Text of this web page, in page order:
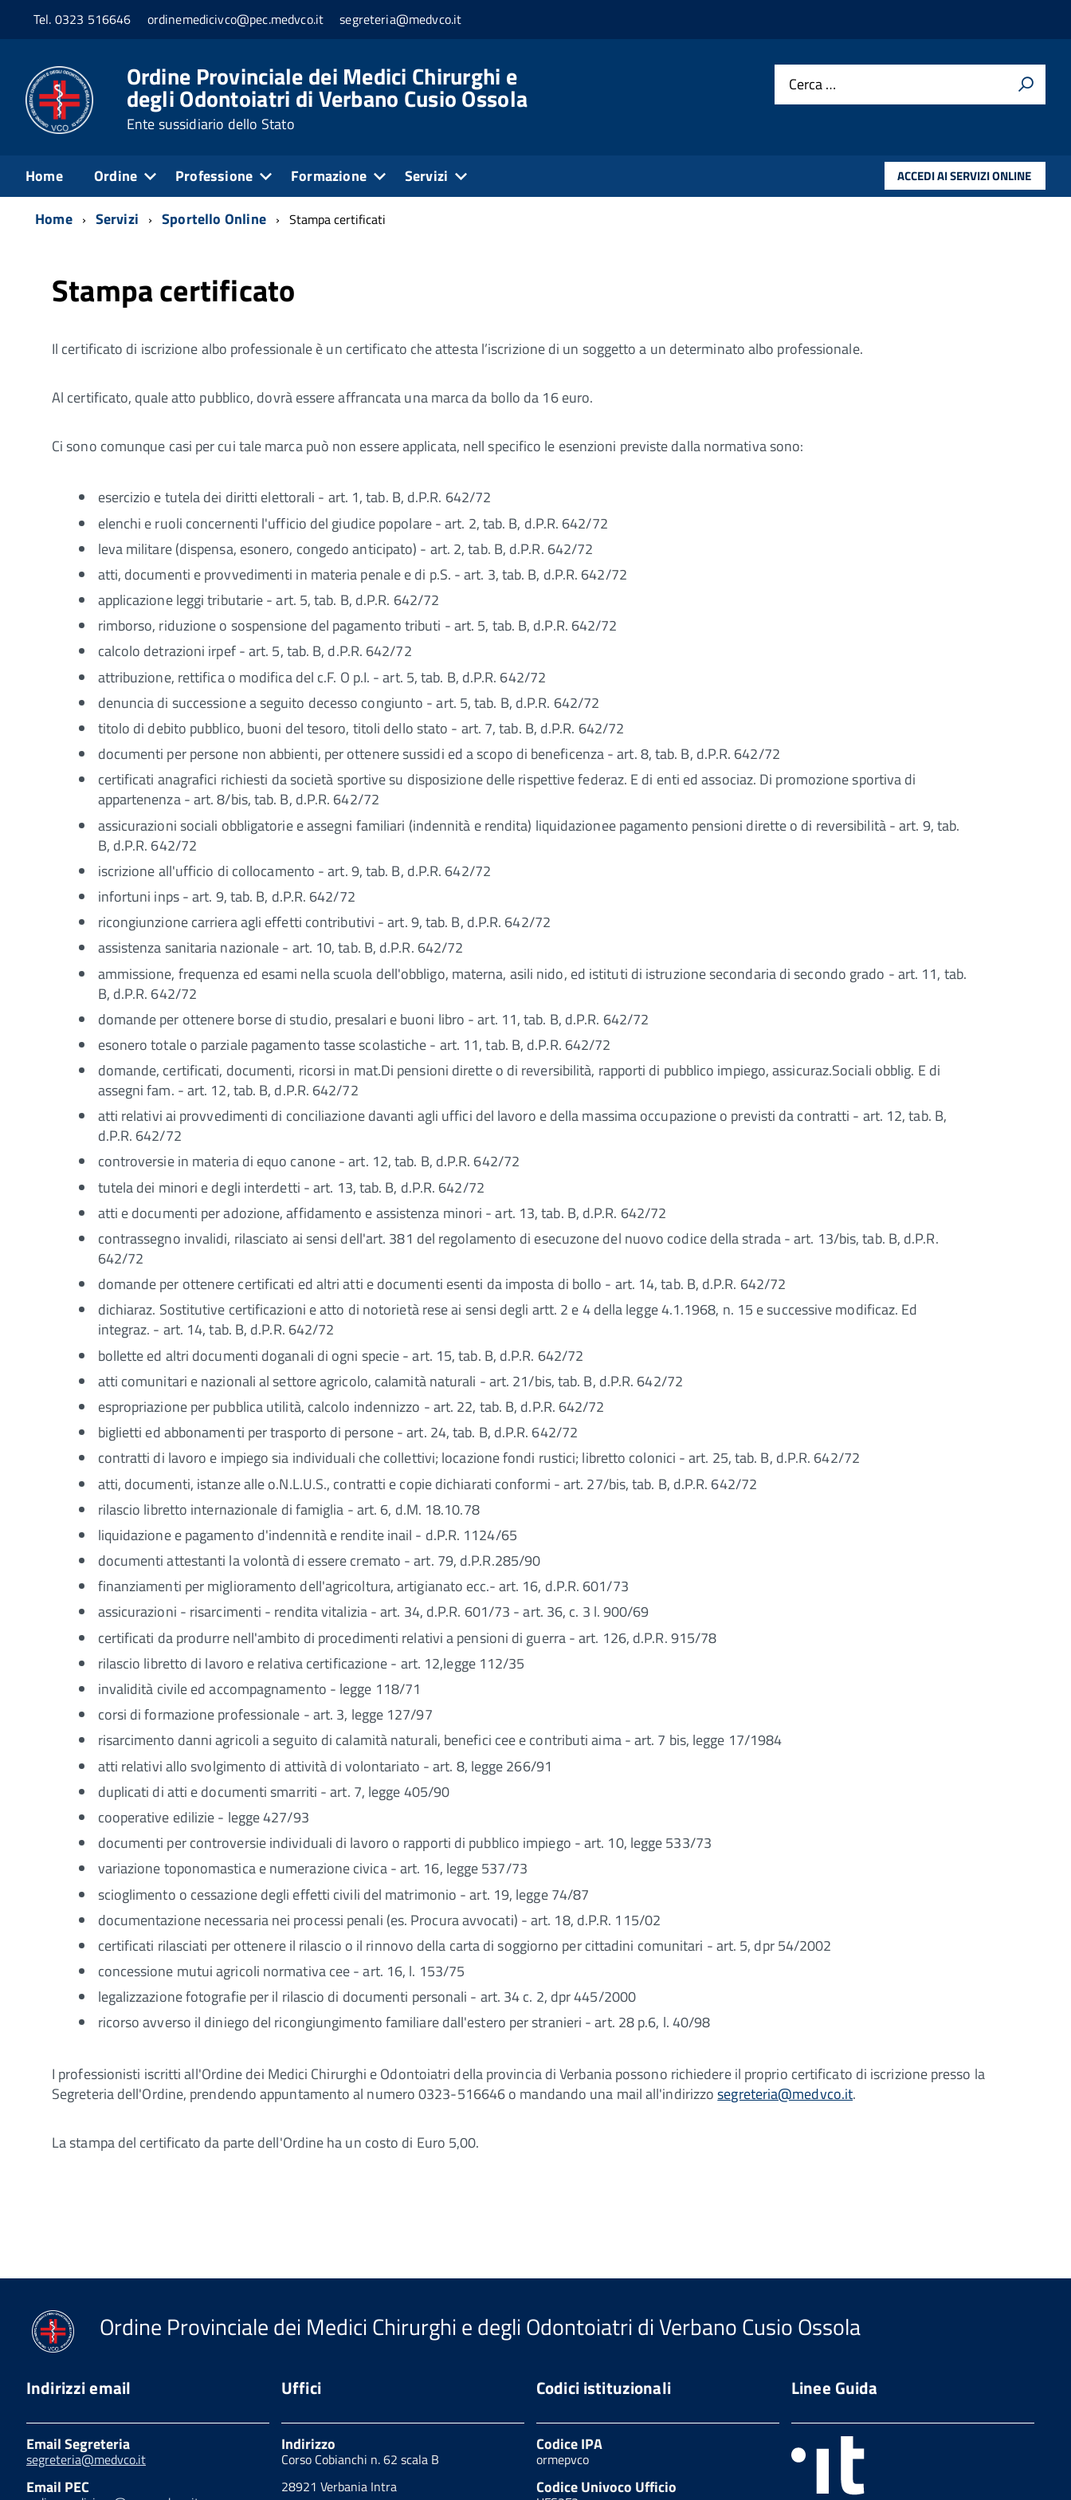
Tel. 0323 516646 ordinemedicivco@pec.medvco.it segreteria@medvco.it
Ordine Provinciale dei Medici Chirurghi e
degli Odontoiatri di Verbano Cusio Ossola
Ente sussidiario dello Stato
Cerca …
Home Ordine Professione Formazione Servizi ACCEDI AI SERVIZI ONLINE
Home Servizi Sportello Online Stampa certificati
Stampa certificato
Il certificato di iscrizione albo professionale è un certificato che attesta l’iscrizione di un soggetto a un determinato albo professionale.
Al certificato, quale atto pubblico, dovrà essere affrancata una marca da bollo da 16 euro.
Ci sono comunque casi per cui tale marca può non essere applicata, nell specifico le esenzioni previste dalla normativa sono:
esercizio e tutela dei diritti elettorali - art. 1, tab. B, d.P.R. 642/72
elenchi e ruoli concernenti l'ufficio del giudice popolare - art. 2, tab. B, d.P.R. 642/72
leva militare (dispensa, esonero, congedo anticipato) - art. 2, tab. B, d.P.R. 642/72
atti, documenti e provvedimenti in materia penale e di p.S. - art. 3, tab. B, d.P.R. 642/72
applicazione leggi tributarie - art. 5, tab. B, d.P.R. 642/72
rimborso, riduzione o sospensione del pagamento tributi - art. 5, tab. B, d.P.R. 642/72
calcolo detrazioni irpef - art. 5, tab. B, d.P.R. 642/72
attribuzione, rettifica o modifica del c.F. O p.I. - art. 5, tab. B, d.P.R. 642/72
denuncia di successione a seguito decesso congiunto - art. 5, tab. B, d.P.R. 642/72
titolo di debito pubblico, buoni del tesoro, titoli dello stato - art. 7, tab. B, d.P.R. 642/72
documenti per persone non abbienti, per ottenere sussidi ed a scopo di beneficenza - art. 8, tab. B, d.P.R. 642/72
certificati anagrafici richiesti da società sportive su disposizione delle rispettive federaz. E di enti ed associaz. Di promozione sportiva di
appartenenza - art. 8/bis, tab. B, d.P.R. 642/72
assicurazioni sociali obbligatorie e assegni familiari (indennità e rendita) liquidazionee pagamento pensioni dirette o di reversibilità - art. 9, tab.
B, d.P.R. 642/72
iscrizione all'ufficio di collocamento - art. 9, tab. B, d.P.R. 642/72
infortuni inps - art. 9, tab. B, d.P.R. 642/72
ricongiunzione carriera agli effetti contributivi - art. 9, tab. B, d.P.R. 642/72
assistenza sanitaria nazionale - art. 10, tab. B, d.P.R. 642/72
ammissione, frequenza ed esami nella scuola dell'obbligo, materna, asili nido, ed istituti di istruzione secondaria di secondo grado - art. 11, tab.
B, d.P.R. 642/72
domande per ottenere borse di studio, presalari e buoni libro - art. 11, tab. B, d.P.R. 642/72
esonero totale o parziale pagamento tasse scolastiche - art. 11, tab. B, d.P.R. 642/72
domande, certificati, documenti, ricorsi in mat.Di pensioni dirette o di reversibilità, rapporti di pubblico impiego, assicuraz.Sociali obblig. E di
assegni fam. - art. 12, tab. B, d.P.R. 642/72
atti relativi ai provvedimenti di conciliazione davanti agli uffici del lavoro e della massima occupazione o previsti da contratti - art. 12, tab. B,
d.P.R. 642/72
controversie in materia di equo canone - art. 12, tab. B, d.P.R. 642/72
tutela dei minori e degli interdetti - art. 13, tab. B, d.P.R. 642/72
atti e documenti per adozione, affidamento e assistenza minori - art. 13, tab. B, d.P.R. 642/72
contrassegno invalidi, rilasciato ai sensi dell'art. 381 del regolamento di esecuzone del nuovo codice della strada - art. 13/bis, tab. B, d.P.R.
642/72
domande per ottenere certificati ed altri atti e documenti esenti da imposta di bollo - art. 14, tab. B, d.P.R. 642/72
dichiaraz. Sostitutive certificazioni e atto di notorietà rese ai sensi degli artt. 2 e 4 della legge 4.1.1968, n. 15 e successive modificaz. Ed
integraz. - art. 14, tab. B, d.P.R. 642/72
bollette ed altri documenti doganali di ogni specie - art. 15, tab. B, d.P.R. 642/72
atti comunitari e nazionali al settore agricolo, calamità naturali - art. 21/bis, tab. B, d.P.R. 642/72
espropriazione per pubblica utilità, calcolo indennizzo - art. 22, tab. B, d.P.R. 642/72
biglietti ed abbonamenti per trasporto di persone - art. 24, tab. B, d.P.R. 642/72
contratti di lavoro e impiego sia individuali che collettivi; locazione fondi rustici; libretto colonici - art. 25, tab. B, d.P.R. 642/72
atti, documenti, istanze alle o.N.L.U.S., contratti e copie dichiarati conformi - art. 27/bis, tab. B, d.P.R. 642/72
rilascio libretto internazionale di famiglia - art. 6, d.M. 18.10.78
liquidazione e pagamento d'indennità e rendite inail - d.P.R. 1124/65
documenti attestanti la volontà di essere cremato - art. 79, d.P.R.285/90
finanziamenti per miglioramento dell'agricoltura, artigianato ecc.- art. 16, d.P.R. 601/73
assicurazioni - risarcimenti - rendita vitalizia - art. 34, d.P.R. 601/73 - art. 36, c. 3 l. 900/69
certificati da produrre nell'ambito di procedimenti relativi a pensioni di guerra - art. 126, d.P.R. 915/78
rilascio libretto di lavoro e relativa certificazione - art. 12,legge 112/35
invalidità civile ed accompagnamento - legge 118/71
corsi di formazione professionale - art. 3, legge 127/97
risarcimento danni agricoli a seguito di calamità naturali, benefici cee e contributi aima - art. 7 bis, legge 17/1984
atti relativi allo svolgimento di attività di volontariato - art. 8, legge 266/91
duplicati di atti e documenti smarriti - art. 7, legge 405/90
cooperative edilizie - legge 427/93
documenti per controversie individuali di lavoro o rapporti di pubblico impiego - art. 10, legge 533/73
variazione toponomastica e numerazione civica - art. 16, legge 537/73
scioglimento o cessazione degli effetti civili del matrimonio - art. 19, legge 74/87
documentazione necessaria nei processi penali (es. Procura avvocati) - art. 18, d.P.R. 115/02
certificati rilasciati per ottenere il rilascio o il rinnovo della carta di soggiorno per cittadini comunitari - art. 5, dpr 54/2002
concessione mutui agricoli normativa cee - art. 16, l. 153/75
legalizzazione fotografie per il rilascio di documenti personali - art. 34 c. 2, dpr 445/2000
ricorso avverso il diniego del ricongiungimento familiare dall'estero per stranieri - art. 28 p.6, l. 40/98
I professionisti iscritti all'Ordine dei Medici Chirurghi e Odontoiatri della provincia di Verbania possono richiedere il proprio certificato di iscrizione presso la
Segreteria dell'Ordine, prendendo appuntamento al numero 0323-516646 o mandando una mail all'indirizzosegreteria@medvco.it.
La stampa del certificato da parte dell'Ordine ha un costo di Euro 5,00.
Ordine Provinciale dei Medici Chirurghi e degli Odontoiatri di Verbano Cusio Ossola
Indirizzi email
Email Segreteria
segreteria@medvco.it
Email PEC
Uffici
Indirizzo
Corso Cobianchi n. 62 scala B
28921 Verbania Intra
Codici istituzionali
Codice IPA
ormepvco
Codice Univoco Ufficio
Linee Guida